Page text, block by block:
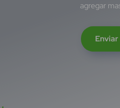
agregar
Enviar